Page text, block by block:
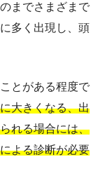
までさまざまで
多く出現し、頭
とがある程度で
大きくなる、出
れる場合には、
よる診断が必要